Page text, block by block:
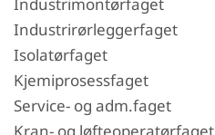
Industrirørleggerfaget
Isolatørfaget
Kjemiprosessfaget
Service- og adm.faget